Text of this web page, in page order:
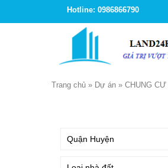
Hotline: 0986866790
Trang chủ » Dự án » CHUNG